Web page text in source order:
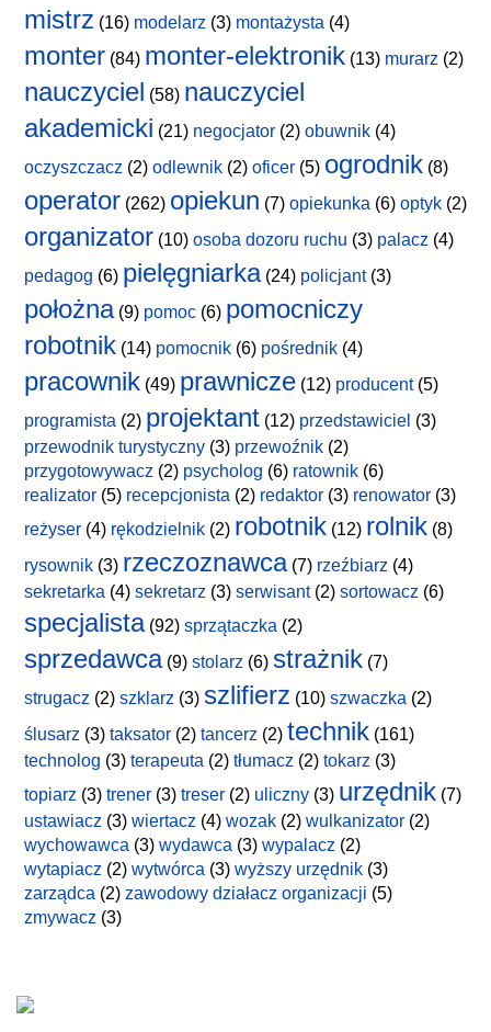
mistrz (16) modelarz (3) montażysta (4)
monter (84) monter-elektronik (13) murarz (2)
nauczyciel (58) nauczyciel
akademicki (21) negocjator (2) obuwnik (4)
oczyszczacz (2) odlewnik (2) oficer (5) ogrodnik (8)
operator (262) opiekun (7) opiekunka (6) optyk (2)
organizator (10) osoba dozoru ruchu (3) palacz (4)
pedagog (6) pielęgniarka(24) policjant(3)
położna(9) pomoc (6) pomocniczy
robotnik (14) pomocnik (6) pośrednik (4)
pracownik (49) prawnicze (12) producent(5)
programista (2) projektant (12) przedstawiciel (3)
przewodnik turystyczny (3) przewoźnik (2)
przygotowywacz (2) psycholog (6) ratownik (6)
realizator (5) recepcjonista (2) redaktor (3) renowator (3)
reżyser (4) rękodzielnik (2) robotnik (12) rolnik (8)
rysownik (3) rzeczoznawca(7) rzeźbiarz (4)
sekretarka (4) sekretarz (3) serwisant(2) sortowacz (6)
specjalista(92) sprzątaczka (2)
sprzedawca(9) stolarz (6) strażnik (7)
strugacz (2) szklarz (3) szlifierz (10) szwaczka (2)
ślusarz (3) taksator (2) tancerz (2) technik (161)
technolog (3) terapeuta (2) tłumacz (2) tokarz (3)
topiarz (3) trener (3) treser (2) uliczny (3) urzędnik (7)
ustawiacz (3) wiertacz (4) wozak (2) wulkanizator (2)
wychowawca (3) wydawca (3) wypalacz (2)
wytapiacz (2) wytwórca (3) wyższy urzędnik (3)
zarządca (2) zawodowy działacz organizacji (5)
zmywacz (3)